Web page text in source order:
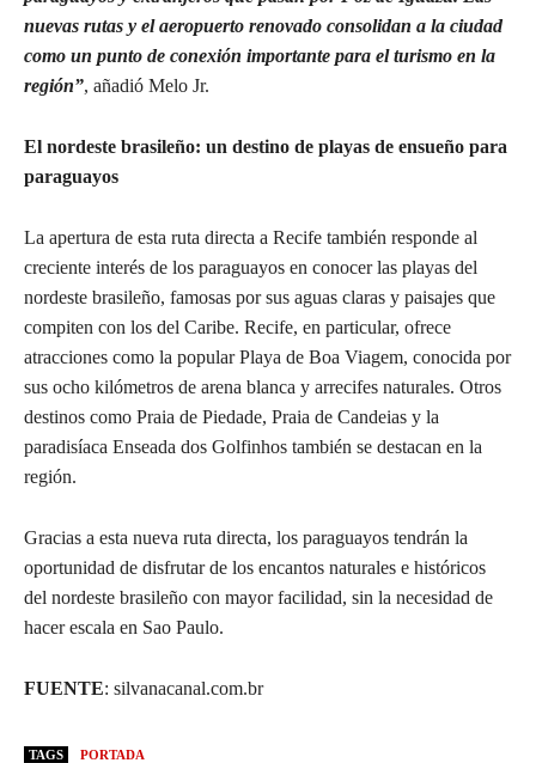
nuevas rutas y el aeropuerto renovado consolidan a la ciudad
como un punto de conexión importante para el turismo en la
región”, añadió Melo Jr.
El nordeste brasileño: un destino de playas de ensueño para
paraguayos
La apertura de esta ruta directa a Recife también responde al
creciente interés de los paraguayos en conocer las playas del
nordeste brasileño, famosas por sus aguas claras y paisajes que
compiten con los del Caribe. Recife, en particular, ofrece
atracciones como la popular Playa de Boa Viagem, conocida por
sus ocho kilómetros de arena blanca y arrecifes naturales. Otros
destinos como Praia de Piedade, Praia de Candeias y la
paradisíaca Enseada dos Golfinhos también se destacan en la
región.
Gracias a esta nueva ruta directa, los paraguayos tendrán la
oportunidad de disfrutar de los encantos naturales e históricos
del nordeste brasileño con mayor facilidad, sin la necesidad de
hacer escala en Sao Paulo.
FUENTE: silvanacanal.com.br
TAGS PORTADA